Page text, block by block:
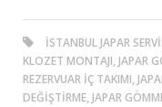
ISTANBUL JAPAR
KLOZET MONTAJI, JAPAR
REZERVUAR İÇ TAKIMI,
DEĞIŞTIRME, JAPAR